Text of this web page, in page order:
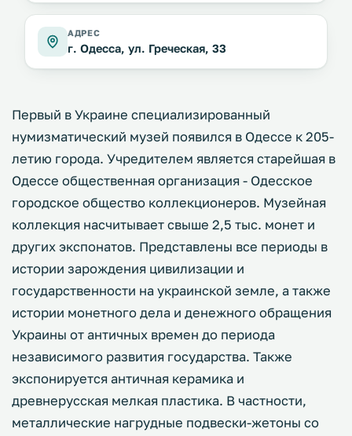
АДРЕС
г. Одесса, ул. Греческая, 33
Первый в Украине специализированный
нумизматический музей появился в Одессе к 205-
летию города. Учредителем является старейшая в
Одессе общественная организация - Одесское
городское общество коллекционеров. Музейная
коллекция насчитывает свыше 2,5 тыс. монет и
других экспонатов. Представлены все периоды в
истории зарождения цивилизации и
государственности на украинской земле, а также
истории монетного дела и денежного обращения
Украины от античных времен до периода
независимого развития государства. Также
экспонируется античная керамика и
древнерусская мелкая пластика. В частности,
металлические нагрудные подвески-жетоны со